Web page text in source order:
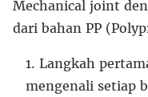
Mechanical joint
dari bahan PP
Langkah
mengenali setiap